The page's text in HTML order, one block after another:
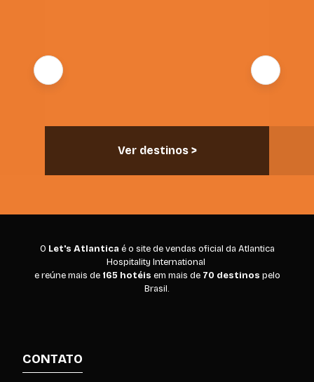
Ver destinos >
O Let's Atlantica é o site de vendas oficial da Atlantica
Hospitality International
e reúne mais de 165 hotéis em mais de 70 destinos pelo
Brasil.
CONTATO